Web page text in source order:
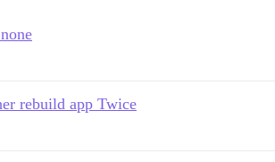
rebuild app Twice